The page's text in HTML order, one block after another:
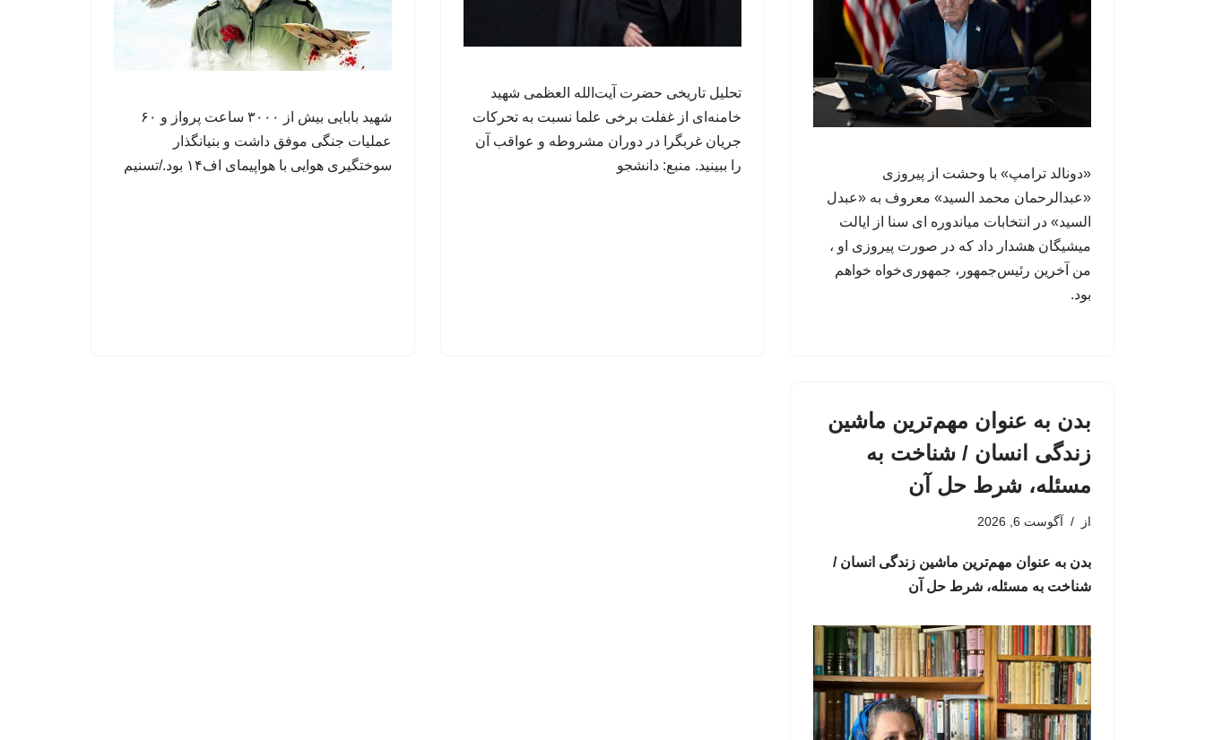
«دونالد ترامپ» با وحشت از پیروزی
«عبدالرحمان محمد السید» معروف به «عبدل
السید» در انتخابات میاندوره ای سنا از ایالت
میشیگان هشدار داد که در صورت پیروزی او ،
من آخرین رئیس‌جمهور، جمهوری‌‍‌خواه خواهم
بود.
تحلیل تاریخی حضرت آیت‌الله العظمی شهید
خامنه‌ای از غفلت برخی علما نسبت به تحرکات
جریان غربگرا در دوران مشروطه و عواقب آن
را ببینید. منبع: دانشجو
شهید بابایی بیش از ۳۰۰۰ ساعت پرواز و ۶۰
عملیات جنگی موفق داشت و بنیانگذار
سوختگیری هوایی با هواپیمای اف۱۴ بود./تسنیم
بدن به عنوان مهم‌ترین ماشین
زندگی انسان / شناخت به
مسئله، شرط حل آن
از آگوست 6, 2026
بدن به عنوان مهم‌ترین ماشین زندگی انسان /
شناخت به مسئله، شرط حل آن